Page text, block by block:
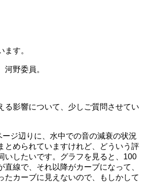
ます。
河野委員。
る影響について、少しご質問させてい
ジ辺りに、水中での音の減衰の状況
とめられていますけれど、どういう評
いしたいです。グラフを見ると、100
直線で、それ以降がカーブになって、
たカーブに見えないので、もしかして